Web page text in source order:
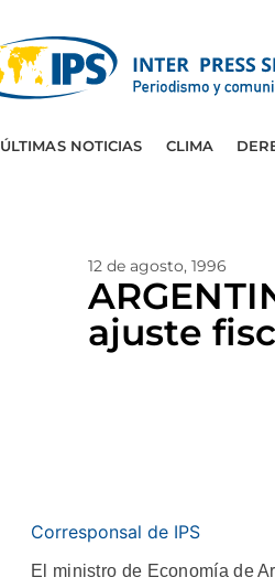
ÚLTIMAS NOTICIAS CLIMA
12 de agosto, 1996
ajuste
Corresponsal de IPS
El ministro de Economía de